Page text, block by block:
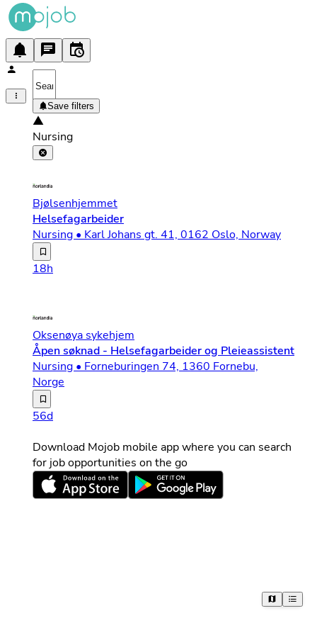
Save filters
Nursing
Bjølsenhjemmet
Helsefagarbeider
Nursing • Karl Johans gt. 41, 0162 Oslo, Norway
Velkommen til Norlandia Care – Der du gjør en
18h
Oksenøya sykehjem
Åpen søknad - Helsefagarbeider og Pleieassistent
Nursing • Forneburingen 74, 1360 Fornebu,
Norge
Velkommen til Norlandia Care – der du gjør en
56d
Download Mojob mobile app where you can search
for job opportunities on the go